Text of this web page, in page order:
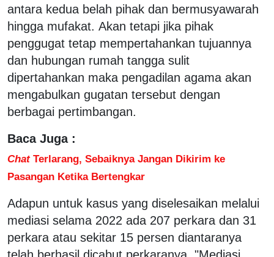
antara kedua belah pihak dan bermusyawarah
hingga mufakat. Akan tetapi jika pihak
penggugat tetap mempertahankan tujuannya
dan hubungan rumah tangga sulit
dipertahankan maka pengadilan agama akan
mengabulkan gugatan tersebut dengan
berbagai pertimbangan.
Baca Juga :
ChatTerlarang, Sebaiknya Jangan Dikirim ke
Pasangan Ketika Bertengkar
Adapun untuk kasus yang diselesaikan melalui
mediasi selama 2022 ada 207 perkara dan 31
perkara atau sekitar 15 persen diantaranya